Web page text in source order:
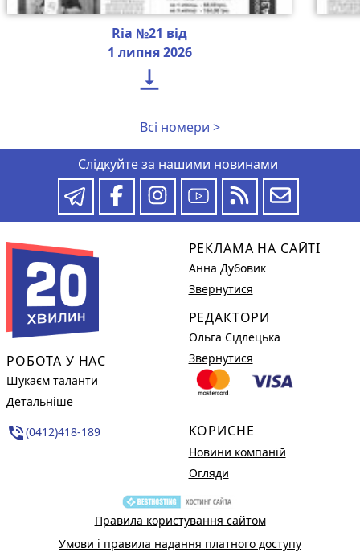
Ria №21 від
1 липня 2026

Всі номери >
Слідкуйте за нашими новинами
РОБОТА У НАС
Шукаєм таланти
Детальніше
phone_in_talk(0412)418-189
РЕКЛАМА НА САЙТІ
Анна Дубовик
Звернутися
РЕДАКТОРИ
Ольга Сідлецька
Звернутися
КОРИСНЕ
Новини компаній
Огляди
Правила користування сайтом
Умови і правила надання платного доступу